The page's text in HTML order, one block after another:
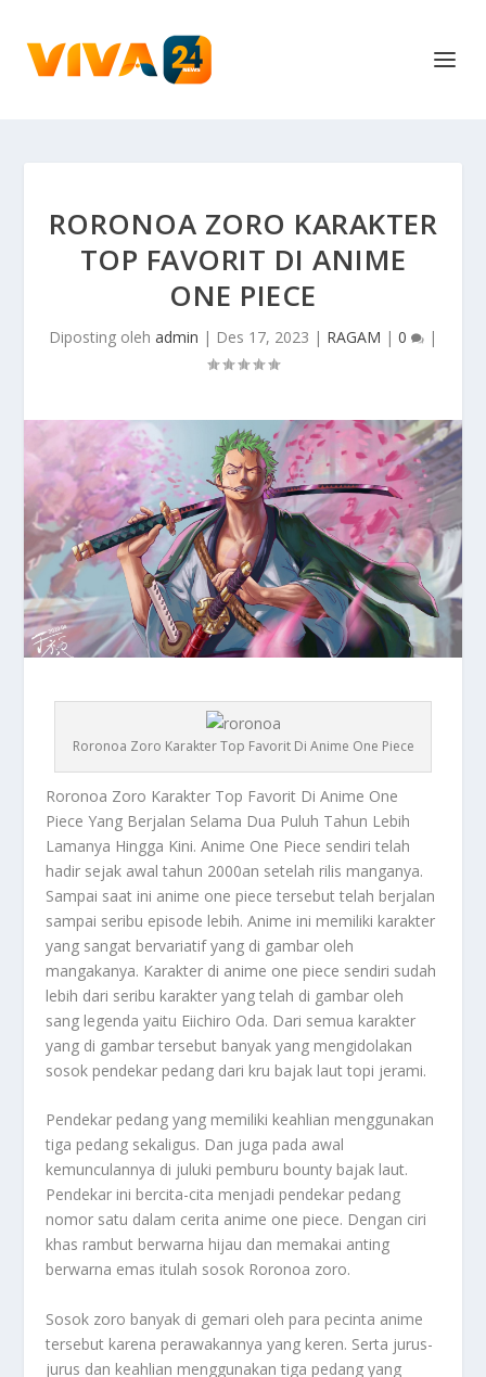
RORONOA ZORO KARAKTER
TOP FAVORIT DI ANIME
ONE PIECE
Diposting oleh admin | Des 17, 2023 | RAGAM | 0 |
Roronoa Zoro Karakter Top Favorit Di Anime One Piece
Roronoa Zoro Karakter Top Favorit Di Anime One
Piece Yang Berjalan Selama Dua Puluh Tahun Lebih
Lamanya Hingga Kini. Anime One Piece sendiri telah
hadir sejak awal tahun 2000an setelah rilis manganya.
Sampai saat ini anime one piece tersebut telah berjalan
sampai seribu episode lebih. Anime ini memiliki karakter
yang sangat bervariatif yang di gambar oleh
mangakanya. Karakter di anime one piece sendiri sudah
lebih dari seribu karakter yang telah di gambar oleh
sang legenda yaitu Eiichiro Oda. Dari semua karakter
yang di gambar tersebut banyak yang mengidolakan
sosok pendekar pedang dari kru bajak laut topi jerami.
Pendekar pedang yang memiliki keahlian menggunakan
tiga pedang sekaligus. Dan juga pada awal
kemunculannya di juluki pemburu bounty bajak laut.
Pendekar ini bercita-cita menjadi pendekar pedang
nomor satu dalam cerita anime one piece. Dengan ciri
khas rambut berwarna hijau dan memakai anting
berwarna emas itulah sosok Roronoa zoro.
Sosok zoro banyak di gemari oleh para pecinta anime
tersebut karena perawakannya yang keren. Serta jurus-
jurus dan keahlian menggunakan tiga pedang yang